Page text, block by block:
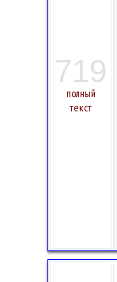
719
полный
текст